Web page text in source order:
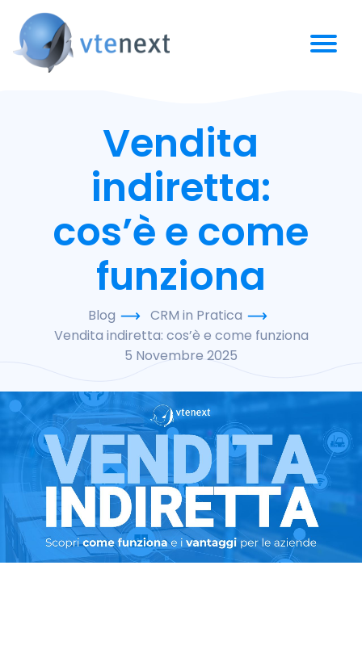
Vendita
indiretta:
cos’è e come
funziona
Blog
CRM in Pratica
Vendita indiretta: cos’è e come funziona
5 Novembre 2025